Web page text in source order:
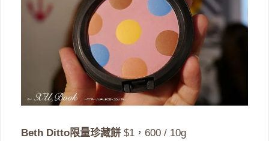
Beth Ditto限量珍藏餅 $1，600 / 10g